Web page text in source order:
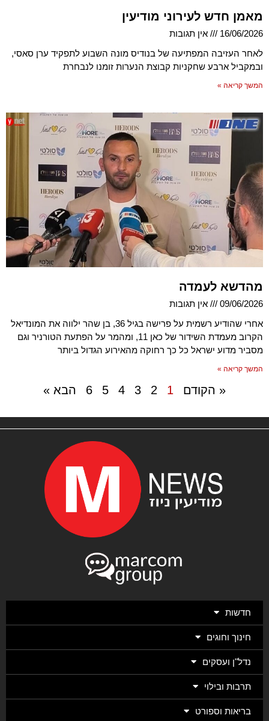
מאמן חדש לעירוני מודיעין
16/06/2026
אין תגובות
לאחר העזיבה המפתיעה של בנודיס מונה השבוע לתפקיד ערן סאסי,
ובמקביל ארבע שחקניות קבוצת הנערות זומנו לנבחרת
המשך קריאה »
מהדשא לעמדה
09/06/2026
אין תגובות
אחרי שהודיע רשמית על פרישה בגיל 36, בן שהר ילווה את המונדיאל
הקרוב מעמדת השידור של כאן 11, ומהמר על הפתעת הטורניר וגם
מסביר מדוע ישראל כל כך רחוקה מהאירוע הגדול ביותר
המשך קריאה »
« הקודם 1
2
3
4
5
6 הבא »
חדשות
חינוך וחוגים
נדל"ן ועסקים
תרבות ובילוי
בריאות וספורט